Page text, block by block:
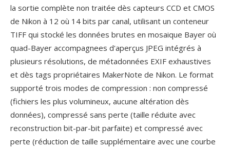
la sortie complète non traitée dès capteurs CCD et CMOS
de Nikon à 12 où 14 bits par canal, utilisant un conteneur
TIFF qui stocké les données brutes en mosaique Bayer où
quad-Bayer accompagnees d'aperçus JPEG intégrés à
plusieurs résolutions, de métadonnées EXIF exhaustives
et dès tags propriétaires MakerNote de Nikon. Le format
supporté trois modes de compression : non compressé
(fichiers les plus volumineux, aucune altération dès
données), compressé sans perte (taille réduite avec
reconstruction bit-par-bit parfaite) et compressé avec
perte (réduction de taille supplémentaire avec une courbe